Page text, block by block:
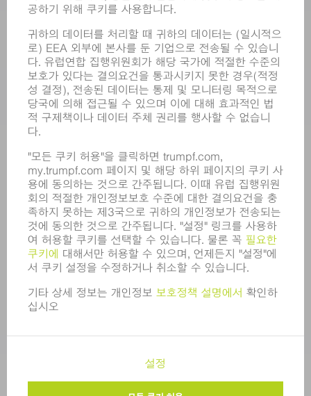
소프트웨어
어플리케이션
부문
기업
경력
모집
기업 프로필
이사회
영업 보고서
규정 준수
내부고발자 시스템
보안
보도 자료
매거진
지속가능성
환경 & 기후
사회 & 기업
기업 경영